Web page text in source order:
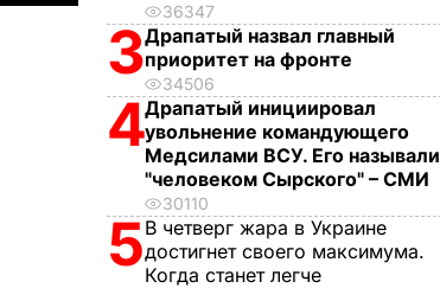
36347
3Драпатый назвал главный
приоритет на фронте
34506
4Драпатый инициировал
увольнение командующего
Медсилами ВСУ. Его называли
"человеком Сырского" – СМИ
30110
5В четверг жара в Украине
достигнет своего максимума.
Когда станет легче